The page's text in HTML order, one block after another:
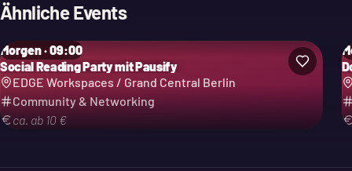
Ähnliche Events
Morgen · 09:00
Social Reading Party mit Pausify
EDGE Workspaces / Grand Central Berlin
Community & Networking
ca. ab 10 €